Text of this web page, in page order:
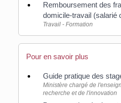
Remboursement des
domicile-travail (salarié
Travail - Formation
Pour en savoir plus
Guide pratique des
Ministère chargé de
recherche et de l'innovation